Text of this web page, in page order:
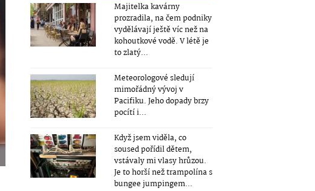
Majitelka kavárny
prozradila, na čem podniky
vydělávají ještě víc než na
kohoutkové vodě. V létě je
to zlatý...
Meteorologové sledují
mimořádný vývoj v
Pacifiku. Jeho dopady brzy
pocítí i...
Když jsem viděla, co
soused pořídil dětem,
vstávaly mi vlasy hrůzou.
Je to horší než trampolína s
bungee jumpingem...